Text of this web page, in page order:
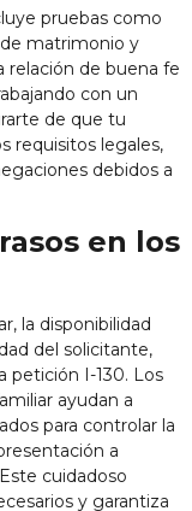
pruebas como
matrimonio y
de buena fe
con un
de que tu
requisitos legales,
debidos a
en los
la disponibilidad
del solicitante,
petición I-130. Los
ayudan a
para controlar la
a
cuidadoso
y garantiza